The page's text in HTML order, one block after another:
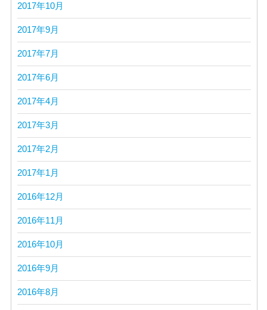
2017年10月
2017年9月
2017年7月
2017年6月
2017年4月
2017年3月
2017年2月
2017年1月
2016年12月
2016年11月
2016年10月
2016年9月
2016年8月